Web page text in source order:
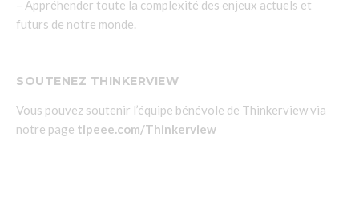
– Appréhender toute la complexité des enjeux actuels et
futurs de notre monde.
SOUTENEZ THINKERVIEW
Vous pouvez soutenir l’équipe bénévole de Thinkerview via
notre page tipeee.com/Thinkerview